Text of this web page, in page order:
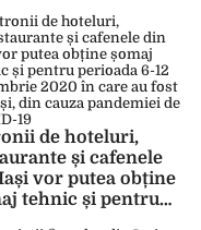
„Nu mai avem cu
i plătim”
de hoteluri,
și cafenele
vor putea obține
tehnic și pentru